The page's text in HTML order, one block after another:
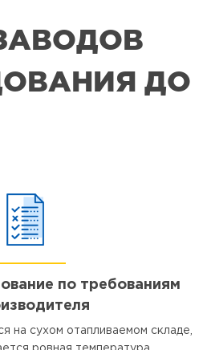
ДО
по требованиям
на сухом отапливаемом складе,